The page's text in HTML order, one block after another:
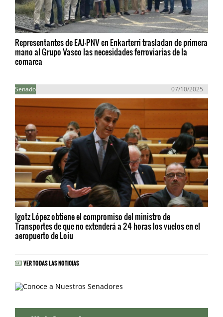
Representantes de EAJ-PNV en Enkarterri trasladan de primera
mano al Grupo Vasco las necesidades ferroviarias de la
comarca
Senado 07/10/2025
Igotz López obtiene el compromiso del ministro de
Transportes de que no extenderá a 24 horas los vuelos en el
aeropuerto de Loiu
VER TODAS LAS NOTICIAS